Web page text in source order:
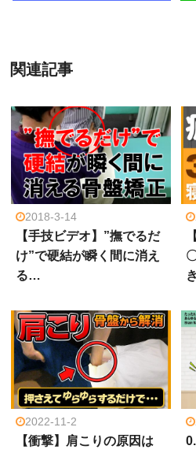
関連記事
2018-3-14
【手技ビデオ】”撫でるだ
け”で硬結が瞬く間に消え
る…
2022-11-2
【衝撃】肩こりの原因は